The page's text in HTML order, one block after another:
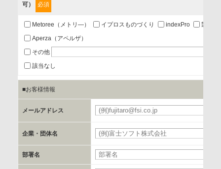
第三者提供の有無
あり
a.個人情報の提供・利用目的
当該企業/団体のサービス等のご案内及び当該企業/団体からの
お客様のご氏名、フリガナ、企業・団体名、部署名、役職、
郵便番号、住所、電話番号、FAX番号、メールアドレス
c.第三者への提供の手段または手法
可） 必須
Metoree（メトリ―） イプロスものづくり indexPro
製品ナ
Aperza（アペルザ）
その他
該当なし
■お客様情報
メールアドレス
企業・団体名
部署名